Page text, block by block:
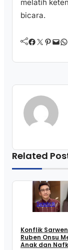
melatih
bicara.
Facebook Twitter Pinterest Mail WhatsApp
Related
Selebriti
Konflik
Ruben Onsu
Anak dan